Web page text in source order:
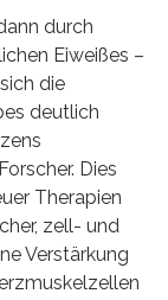
durch
Eiweißes –
die
deutlich
Dies
Therapien
zell- und
Verstärkung